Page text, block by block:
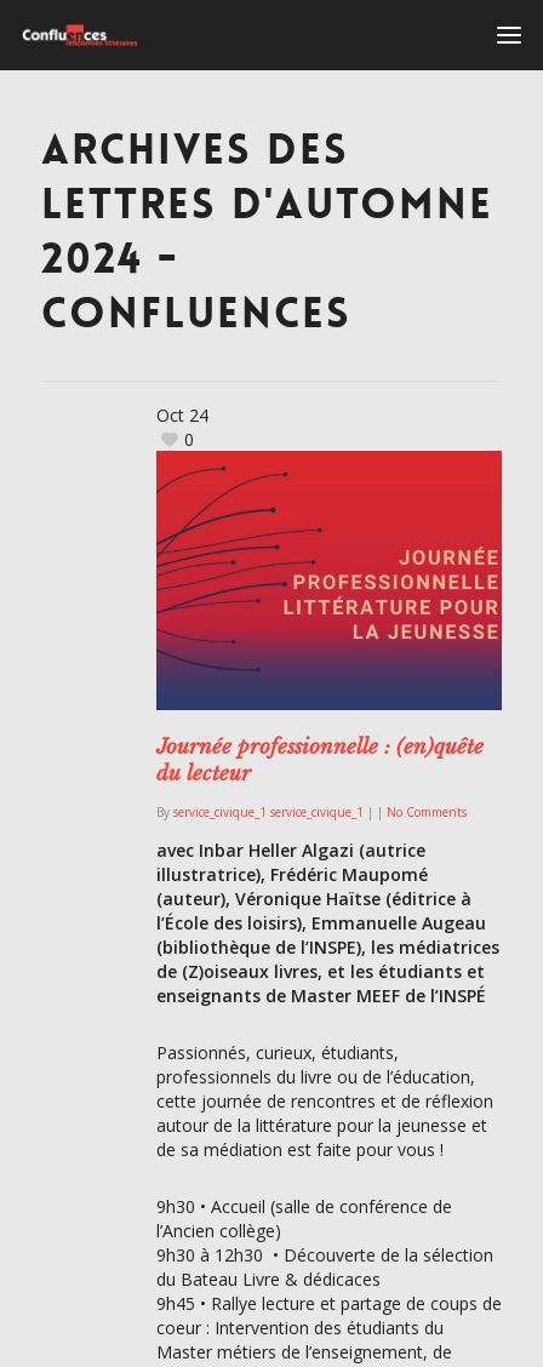
ARCHIVES DES
LETTRES D'AUTOMNE
2024 -
CONFLUENCES
Oct 24
0
Journée professionnelle : (en)quête
du lecteur
By service_civique_1 service_civique_1 | | No Comments
avec Inbar Heller Algazi (autrice
illustratrice), Frédéric Maupomé
(auteur), Véronique Haïtse (éditrice à
l’École des loisirs), Emmanuelle Augeau
(bibliothèque de l’INSPE), les médiatrices
de (Z)oiseaux livres, et les étudiants et
enseignants de Master MEEF de l’INSPÉ
Passionnés, curieux, étudiants,
professionnels du livre ou de l’éducation,
cette journée de rencontres et de réflexion
autour de la littérature pour la jeunesse et
de sa médiation est faite pour vous !
9h30 • Accueil (salle de conférence de
l’Ancien collège)
9h30 à 12h30 • Découverte de la sélection
du Bateau Livre & dédicaces
9h45 • Rallye lecture et partage de coups de
coeur : Intervention des étudiants du
Master métiers de l’enseignement, de